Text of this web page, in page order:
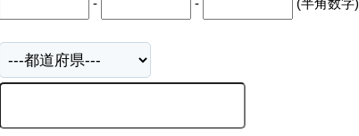
- - (半角数字)